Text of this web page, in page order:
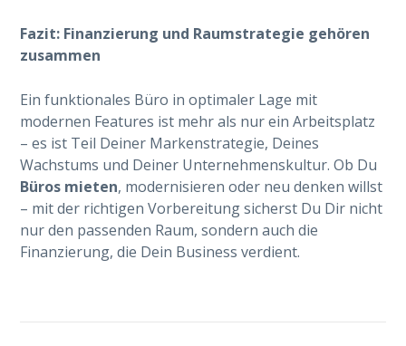
Fazit: Finanzierung und Raumstrategie gehören
zusammen
Ein funktionales Büro in optimaler Lage mit
modernen Features ist mehr als nur ein Arbeitsplatz
– es ist Teil Deiner Markenstrategie, Deines
Wachstums und Deiner Unternehmenskultur. Ob Du
Büros mieten, modernisieren oder neu denken willst
– mit der richtigen Vorbereitung sicherst Du Dir nicht
nur den passenden Raum, sondern auch die
Finanzierung, die Dein Business verdient.